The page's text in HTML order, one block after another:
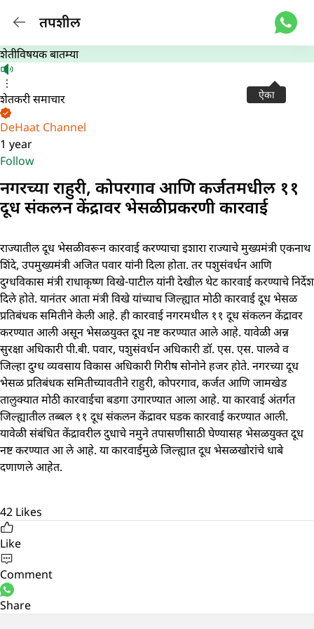
तपशील
ऐका
शेतीविषयक बातम्या
शेतकरी समाचार
DeHaat Channel
1 year
Follow
नगरच्या राहुरी, कोपरगाव आणि कर्जतमधील ११
दूध संकलन केंद्रावर भेसळीप्रकरणी कारवाई
राज्यातील दूध भेसळीवरून कारवाई करण्याचा इशारा राज्याचे मुख्यमंत्री एकनाथ
शिंदे, उपमुख्यमंत्री अजित पवार यांनी दिला होता. तर पशुसंवर्धन आणि
दुग्धविकास मंत्री राधाकृष्ण विखे-पाटील यांनी देखील थेट कारवाई करण्याचे निर्देश
दिले होते. यानंतर आता मंत्री विखे यांच्याच जिल्ह्यात मोठी कारवाई दूध भेसळ
प्रतिबंधक समितीने केली आहे. ही कारवाई नगरमधील ११ दूध संकलन केंद्रावर
करण्यात आली असून भेसळयुक्त दूध नष्ट करण्यात आले आहे. यावेळी अन्न
सुरक्षा अधिकारी पी.बी. पवार, पशुसंवर्धन अधिकारी डॉ. एस. एस. पालवे व
जिल्हा दुग्ध व्यवसाय विकास अधिकारी गिरीष सोनोने हजर होते. नगरच्या दूध
भेसळ प्रतिबंधक समितीच्यावतीने राहुरी, कोपरगाव, कर्जत आणि जामखेड
तालुक्यात मोठी कारवाईचा बडगा उगारण्यात आला आहे. या कारवाई अंतर्गत
जिल्ह्यातील तब्बल ११ दूध संकलन केंद्रावर घडक कारवाई करण्यात आली.
यावेळी संबंधित केंद्रावरील दुधाचे नमुने तपासणीसाठी घेण्यासह भेसळयुक्त दूध
नष्ट करण्यात आले आहे. या कारवाईमुळे जिल्ह्यात दूध भेसळखोरांचे धाबे
दणाणले आहेत.
42 Likes
Like
Comment
Share